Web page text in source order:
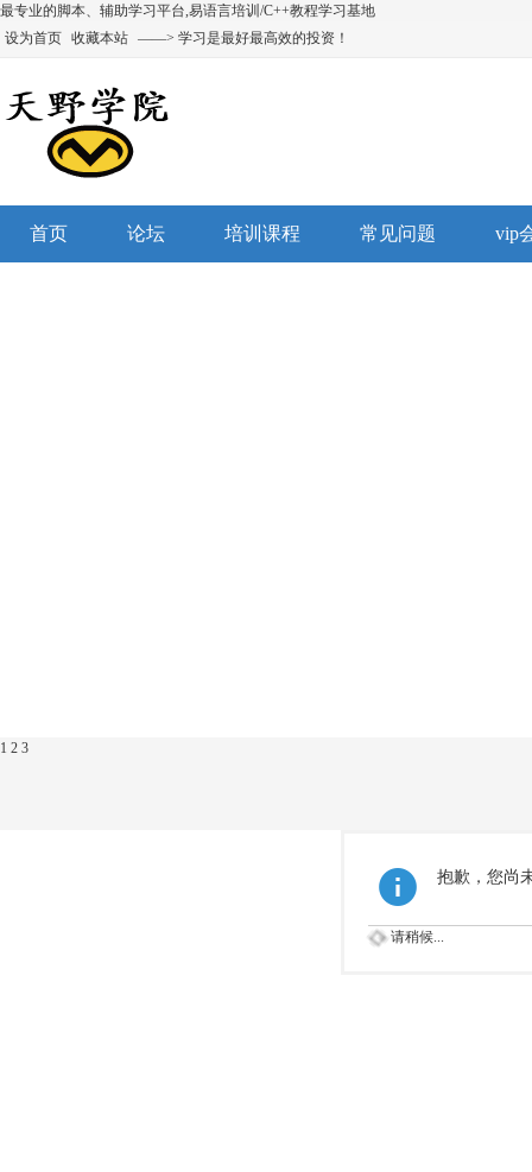
最专业的脚本、辅助学习平台,易语言培训/C++教程学习基地
设为首页 收藏本站 ——> 学习是最好最高效的投资！
首页 论坛 培训课程 常见问题 vip
1 2 3
抱歉，您尚
请稍候...